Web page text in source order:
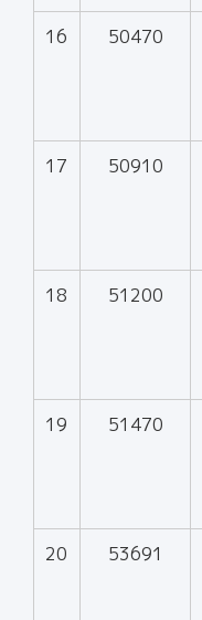
16 50470
17 50910
18 51200
19 51470
20 53691